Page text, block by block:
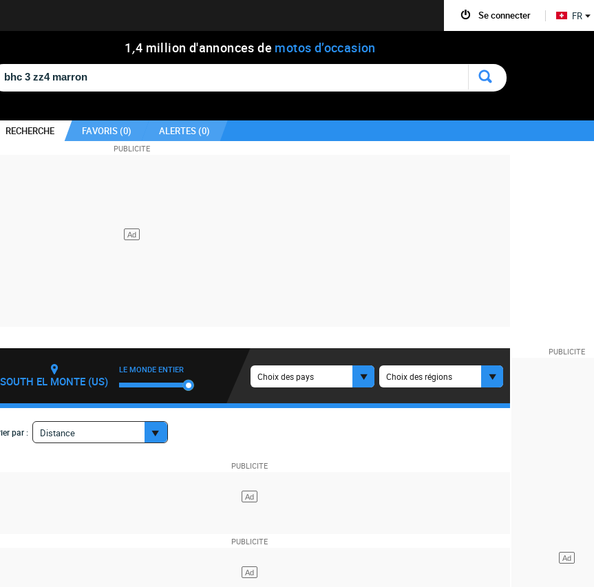
1 ,4 million d'annonces de motos d’occasion
RECHERCHE FAVORIS (0) ALERTES (0)
SOUTH EL MONTE (US)
LE MONDE ENTIER
Choix des pays Choix des régions
par : Distance
Se connecter FR